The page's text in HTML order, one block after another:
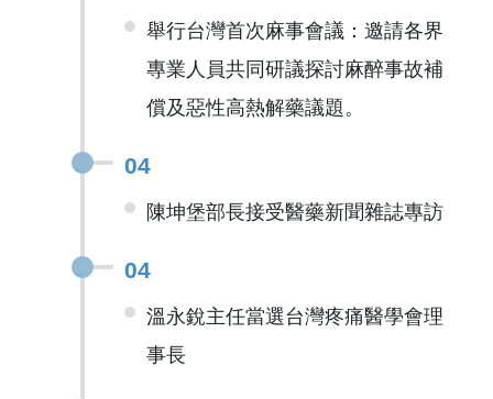
舉行台灣首次麻事會議：邀請各界
專業人員共同研議探討麻醉事故補
償及惡性高熱解藥議題。
04
陳坤堡部長接受醫藥新聞雜誌專訪
04
溫永銳主任當選台灣疼痛醫學會理
事長